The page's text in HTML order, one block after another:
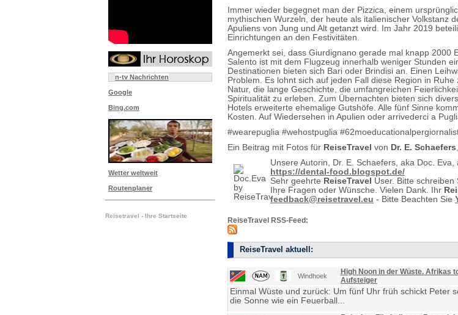
Immer wieder begegnet man der Pizzica, einem
mythischen Wurzeln, der heute als italienischer Volkstanz
Apuliens von Jung und Alt getanzt wird. Im Jahr 2019
Einrichtungen an den Festivitäten.
Angemerkt sei, dass Giurdignano gerade mal knapp 2000
Salento ist mit dem Flugzeug innerhalb weniger Stunden
Destinationen bieten sich Bari oder Brindisi an. Einen
Problem. Es lohnt sich auf jeden Fall diese Region in
Natur, die lange Geschichte, die umfangreichen
Spiritualität zu erleben. Zum Übernachten bieten sich
Hotels erweiterte ehemalige Gutshöfe. Alle fünf Sinne
Kosten. Auf Wiedersehen in Apulien oder arrivederci a
#wearepuglia #wehostpuglia
Ein Beitrag mit Fotos für ReiseTravel von Dr. E. Schaefers
Unsere Autorin, Dr. E. Schaefers, aka Doc. Eva,
https://dental-food.blogspot.de/
Sehr geehrte ReiseTravel User. Bitte
Ihre Fragen oder Wünsche. Vielen Dank. Ihr
feedback@reisetravel.eu - Bitte Beachten Sie
ReiseTravel RSS-Feed:
ReiseTravel aktuell:
Windhoek
High Noon in der Wüste. Afrikas
Aufsteiger
Einmal Wüste und zurück: Um fünf Uhr früh schickt Peter
die Sonne wie ein Feuerball...
n-tv Nachrichten
Google
Bing.com
Wetter weltweit
Routenplaner
Reisetravel - Ihre Startseite